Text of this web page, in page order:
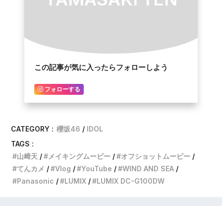
この記事が気に入ったらフォローしよう
フォローする
CATEGORY : 櫻坂46
IDOL
TAGS :
山﨑天
メイキングムービー
オフショットムービー
てんカメ
Vlog YouTube
WIND AND SEA
Panasonic
LUMIX LUMIX DC-G100DW